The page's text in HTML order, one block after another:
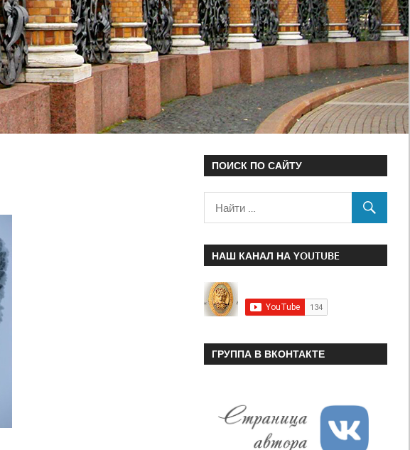
ПОИСК ПО САЙТУ
НАШ КАНАЛ НА YOUTUBE
ГРУППА В ВКОНТАКТЕ